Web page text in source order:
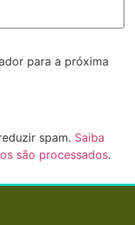
para a próxima
spam. Saiba
são processados.